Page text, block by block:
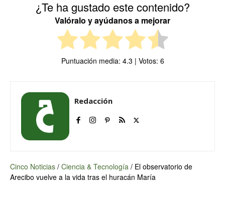
¿Te ha gustado este contenido?
Valóralo y ayúdanos a mejorar
Puntuación media: 4.3 | Votos: 6
Redacción
Cinco Noticias / Ciencia & Tecnología / El observatorio de
Arecibo vuelve a la vida tras el huracán María